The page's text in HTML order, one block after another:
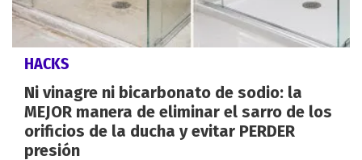
HACKS
Ni vinagre ni bicarbonato de sodio: la
MEJOR manera de eliminar el sarro de los
orificios de la ducha y evitar PERDER
presión